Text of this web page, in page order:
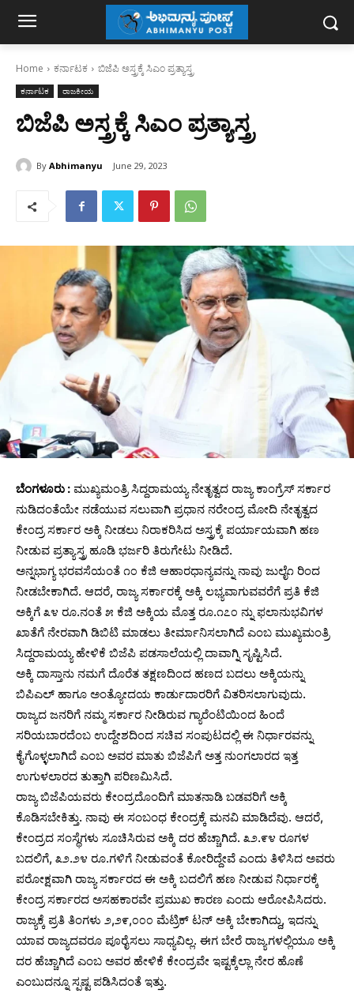
Home ಕರ್ನಾಟಕ ಬಿಜೆಪಿ ಅಸ್ತ್ರಕ್ಕೆ ಸಿಎಂ ಪ್ರತ್ಯಾಸ್ತ್ರ
ಕರ್ನಾಟಕ ರಾಜಕೀಯ
ಬಿಜೆಪಿ ಅಸ್ತ್ರಕ್ಕೆ ಸಿಎಂ ಪ್ರತ್ಯಾಸ್ತ್ರ
By Abhimanyu June 29, 2023
ಬೆಂಗಳೂರು : ಮುಖ್ಯಮಂತ್ರಿ ಸಿದ್ದರಾಮಯ್ಯ ನೇತೃತ್ವದ ರಾಜ್ಯ ಕಾಂಗ್ರೆಸ್ ಸರ್ಕಾರ
ನುಡಿದಂತೆಯೇ ನಡೆಯುವ ಸಲುವಾಗಿ ಪ್ರಧಾನ ನರೇಂದ್ರ ಮೋದಿ ನೇತೃತ್ವದ
ಕೇಂದ್ರ ಸರ್ಕಾರ ಅಕ್ಕಿ ನೀಡಲು ನಿರಾಕರಿಸಿದ ಅಸ್ತ್ರಕ್ಕೆ ಪರ್ಯಾಯವಾಗಿ ಹಣ
ನೀಡುವ ಪ್ರತ್ಯಾಸ್ತ್ರ ಹೂಡಿ ಭರ್ಜರಿ ತಿರುಗೇಟು ನೀಡಿದೆ.
ಅನ್ನಭಾಗ್ಯ ಭರವಸೆಯಂತೆ ೧೦ ಕೆಜಿ ಆಹಾರಧಾನ್ಯವನ್ನು ನಾವು ಜುಲೈ೧ ರಿಂದ
ನೀಡಬೇಕಾಗಿದೆ. ಆದರೆ, ರಾಜ್ಯ ಸರ್ಕಾರಕ್ಕೆ ಅಕ್ಕಿ ಲಭ್ಯವಾಗುವವರೆಗೆ ಪ್ರತಿ ಕೆಜಿ
ಅಕ್ಕಿಗೆ ೩೪ ರೂ.ನಂತೆ ೫ ಕೆಜಿ ಅಕ್ಕಿಯ ಮೊತ್ತ ರೂ.೧೭೦ ನ್ನು ಫಲಾನುಭವಿಗಳ
ಖಾತೆಗೆ ನೇರವಾಗಿ ಡಿಬಿಟಿ ಮಾಡಲು ತೀರ್ಮಾನಿಸಲಾಗಿದೆ ಎಂಬ ಮುಖ್ಯಮಂತ್ರಿ
ಸಿದ್ದರಾಮಯ್ಯ ಹೇಳಿಕೆ ಬಿಜೆಪಿ ಪಡಸಾಲೆಯಲ್ಲಿ ದಾವಾಗ್ನಿ ಸೃಷ್ಟಿಸಿದೆ.
ಅಕ್ಕಿ ದಾಸ್ತಾನು ನಮಗೆ ದೊರೆತ ತಕ್ಷಣದಿಂದ ಹಣದ ಬದಲು ಅಕ್ಕಿಯನ್ನು
ಬಿಪಿಎಲ್ ಹಾಗೂ ಅಂತ್ಯೋದಯ ಕಾರ್ಡುದಾರರಿಗೆ ವಿತರಿಸಲಾಗುವುದು.
ರಾಜ್ಯದ ಜನರಿಗೆ ನಮ್ಮ ಸರ್ಕಾರ ನೀಡಿರುವ ಗ್ಯಾರೆಂಟಿಯಿಂದ ಹಿಂದೆ
ಸರಿಯಬಾರದೆಂಬ ಉದ್ದೇಶದಿಂದ ಸಚಿವ ಸಂಪುಟದಲ್ಲಿ ಈ ನಿರ್ಧಾರವನ್ನು
ಕೈಗೊಳ್ಳಲಾಗಿದೆ ಎಂಬ ಅವರ ಮಾತು ಬಿಜೆಪಿಗೆ ಅತ್ತ ನುಂಗಲಾರದ ಇತ್ತ
ಉಗುಳಲಾರದ ತುತ್ತಾಗಿ ಪರಿಣಮಿಸಿದೆ.
ರಾಜ್ಯ ಬಿಜೆಪಿಯವರು ಕೇಂದ್ರದೊಂದಿಗೆ ಮಾತನಾಡಿ ಬಡವರಿಗೆ ಅಕ್ಕಿ
ಕೊಡಿಸಬೇಕಿತ್ತು. ನಾವು ಈ ಸಂಬಂಧ ಕೇಂದ್ರಕ್ಕೆ ಮನವಿ ಮಾಡಿದೆವು. ಆದರೆ,
ಕೇಂದ್ರದ ಸಂಸ್ಥೆಗಳು ಸೂಚಿಸಿರುವ ಅಕ್ಕಿ ದರ ಹೆಚ್ಚಾಗಿದೆ. ೩೨.೯೪ ರೂಗಳ
ಬದಲಿಗೆ, ೩೨.೨೪ ರೂ.ಗಳಿಗೆ ನೀಡುವಂತೆ ಕೋರಿದ್ದೇವೆ ಎಂದು ತಿಳಿಸಿದ ಅವರು
ಪರೋಕ್ಷವಾಗಿ ರಾಜ್ಯ ಸರ್ಕಾರದ ಈ ಅಕ್ಕಿ ಬದಲಿಗೆ ಹಣ ನೀಡುವ ನಿರ್ಧಾರಕ್ಕೆ
ಕೇಂದ್ರ ಸರ್ಕಾರದ ಅಸಹಕಾರವೇ ಪ್ರಮುಖ ಕಾರಣ ಎಂದು ಆರೋಪಿಸಿದರು.
ರಾಜ್ಯಕ್ಕೆ ಪ್ರತಿ ತಿಂಗಳು ೨,೨೯,೦೦೦ ಮೆಟ್ರಿಕ್ ಟನ್ ಅಕ್ಕಿ ಬೇಕಾಗಿದ್ದು, ಇದನ್ನು
ಯಾವ ರಾಜ್ಯದವರೂ ಪೂರೈಸಲು ಸಾಧ್ಯವಿಲ್ಲ. ಈಗ ಬೇರೆ ರಾಜ್ಯಗಳಲ್ಲಿಯೂ ಅಕ್ಕಿ
ದರ ಹೆಚ್ಚಾಗಿದೆ ಎಂಬ ಅವರ ಹೇಳಿಕೆ ಕೇಂದ್ರವೇ ಇಷ್ಟಕ್ಕೆಲ್ಲಾ ನೇರ ಹೊಣೆ
ಎಂಬುದನ್ನೂ ಸ್ಪಷ್ಟ ಪಡಿಸಿದಂತೆ ಇತ್ತು.